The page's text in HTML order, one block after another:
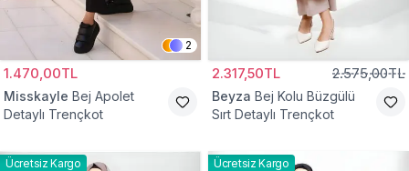
2
1.470,00TL
Misskayle Bej Apolet
Detaylı Trençkot
2.317,50TL 2.575,00TL
Beyza Bej Kolu Büzgülü
Sırt Detaylı Trençkot
Ücretsiz Kargo Ücretsiz Kargo